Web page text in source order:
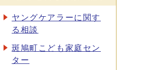
ヤングケアラーに関す
る相談
斑鳩町こども家庭セン
ター